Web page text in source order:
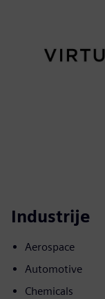
Industrije
Aerospace
Automotive
Chemicals